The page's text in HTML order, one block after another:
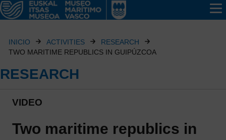
INICIO ACTIVITIES
RESEARCH
TWO MARITIME REPUBLICS IN GUIPÚZCOA
RESEARCH
VIDEO
Two maritime republics in